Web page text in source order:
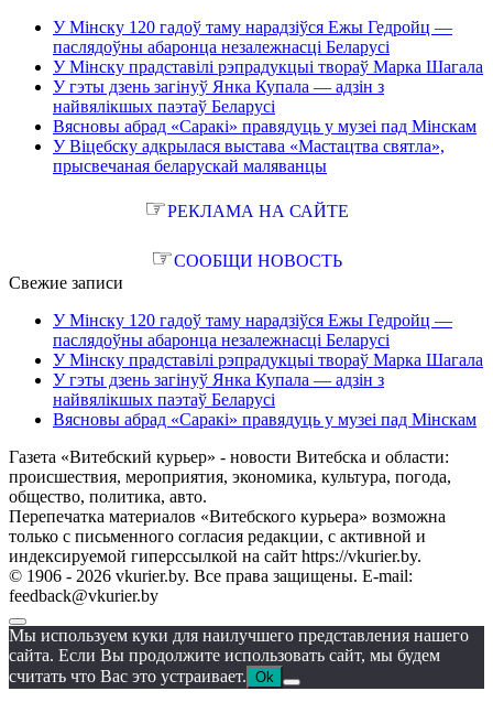
У Мінску 120 гадоў таму нарадзіўся Ежы Гедройц —
паслядоўны абаронца незалежнасці Беларусі
У Мінску прадставілі рэпрадукцыі твораў Марка Шагала
У гэты дзень загінуў Янка Купала — адзін з
найвялікшых паэтаў Беларусі
Вясновы абрад «Саракі» правядуць у музеі пад Мінскам
У Віцебску адкрылася выстава «Мастацтва святла»,
прысвечаная беларускай маляванцы
☞РЕКЛАМА НА САЙТЕ
☞СООБЩИ НОВОСТЬ
Свежие записи
У Мінску 120 гадоў таму нарадзіўся Ежы Гедройц —
паслядоўны абаронца незалежнасці Беларусі
У Мінску прадставілі рэпрадукцыі твораў Марка Шагала
У гэты дзень загінуў Янка Купала — адзін з
найвялікшых паэтаў Беларусі
Вясновы абрад «Саракі» правядуць у музеі пад Мінскам
Газета «Витебский курьер» - новости Витебска и области:
происшествия, мероприятия, экономика, культура, погода,
общество, политика, авто.
Перепечатка материалов «Витебского курьера» возможна
только с письменного согласия редакции, с активной и
индексируемой гиперссылкой на сайт https://vkurier.by.
© 1906 - 2026 vkurier.by. Все права защищены. E-mail:
feedback@vkurier.by
Мы используем куки для наилучшего представления нашего
сайта. Если Вы продолжите использовать сайт, мы будем
считать что Вас это устраивает. Ok